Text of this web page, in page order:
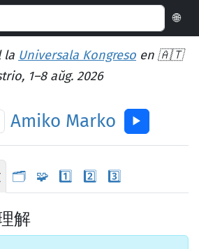
🌐
la Universala Kongreso en 🇦🇹
1–8 aŭg. 2026
Amiko Marko ▶︎
🗂️ 🧩 1️⃣ 2️⃣ 3️⃣
解